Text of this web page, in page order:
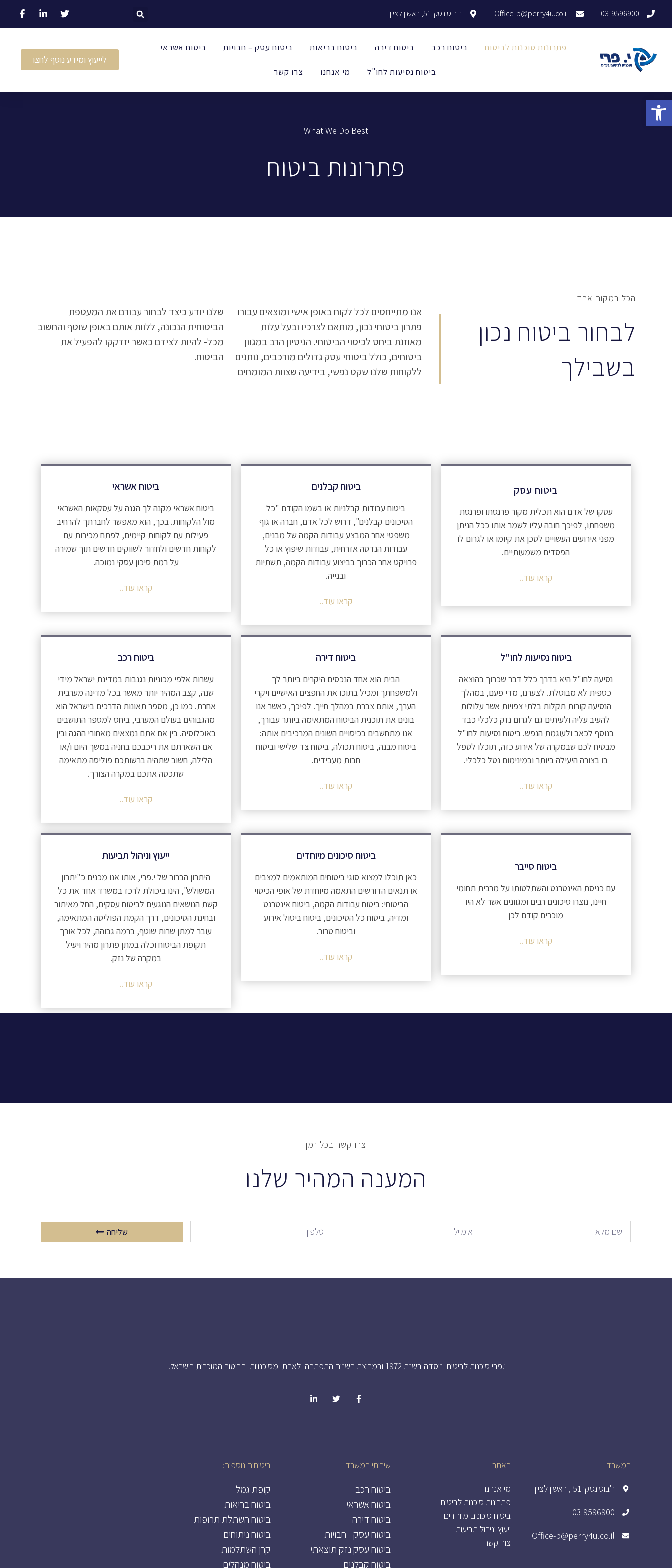
פתח סרגל נגישות
03-9596900
Office-p@perry4u.co.il ז'בוטינסקי 51, ראשון לציון
פתרונות סוכנות לביטוח ביטוח רכב ביטוח דירה ביטוח בריאות ביטוח עסק – חבויות ביטוח אשראי
ביטוח נסיעות לחו"ל מי אנחנו צרו קשר
לייעוץ ומידע נוסף לחצו
What We Do Best
פתרונות ביטוח
הכל במקום אחד
לבחור ביטוח נכון
בשבילך
אנו מתייחסים לכל לקוח באופן אישי ומוצאים עבורו
פתרון ביטוחי נכון, מותאם לצרכיו ובעל עלות
מאוזנת ביחס לכיסוי הביטוחי. הניסיון הרב במגוון
ביטוחים, כולל ביטוחי עסק גדולים מורכבים, נותנים
ללקוחות שלנו שקט נפשי, בידיעה שצוות המומחים
שלנו יודע כיצד לבחור עבורם את המעטפת
הביטוחית הנכונה, ללוות אותם באופן שוטף והחשוב
מכל- להיות לצידם כאשר יזדקקו להפעיל את
הביטוח.
ביטוח עסק
עסקו של אדם הוא תכלית מקור פרנסתו ופרנסת
משפחתו, לפיכך חובה עליו לשמר אותו ככל הניתן
מפני אירועים העשויים לסכן את קיומו או לגרום לו
הפסדים משמעותיים.
קראו עוד..
ביטוח קבלנים
ביטוח עבודות קבלניות או בשמו הקודם "כל
הסיכונים קבלנים", דרוש לכל אדם, חברה או גוף
משפטי אחר המבצע עבודות הקמה של מבנים,
עבודות הנדסה אזרחית, עבודות שיפוץ או כל
פרויקט אחר הכרוך בביצוע עבודות הקמה, תשתיות
ובנייה.
קראו עוד..
ביטוח אשראי
ביטוח אשראי מקנה לך הגנה על עסקאות האשראי
מול הלקוחות. בכך, הוא מאפשר לחברתך להרחיב
פעילות עם לקוחות קיימים, לפתח מכירות עם
לקוחות חדשים ולחדור לשווקים חדשים תוך שמירה
על רמת סיכון עסקי נמוכה.
קראו עוד..
ביטוח נסיעות לחו"ל
נסיעה לחו"ל היא בדרך כלל דבר שכרוך בהוצאה
כספית לא מבוטלת. לצערנו, מדי פעם, במהלך
הנסיעה קורות תקלות בלתי צפויות אשר עלולות
להעיב עליה ולעיתים גם לגרום נזק כלכלי כבד
בנוסף לכאב ולעוגמת הנפש. ביטוח נסיעות לחו"ל
מבטיח לכם שבמקרה של אירוע כזה, תוכלו לטפל
בו בצורה היעילה ביותר ובמינימום נטל כלכלי.
קראו עוד..
ביטוח דירה
הבית הוא אחד הנכסים היקרים ביותר לך
ולמשפחתך ומכיל בתוכו את החפצים האישיים ויקרי
הערך, אותם צברת במהלך חייך. לפיכך, כאשר אנו
בונים את תוכנית הביטוח המתאימה ביותר עבורך,
אנו מתחשבים בכיסויים השונים המרכיבים אותה:
ביטוח מבנה, ביטוח תכולה, ביטוח צד שלישי וביטוח
חבות מעבידים.
קראו עוד..
ביטוח רכב
עשרות אלפי מכוניות נגנבות במדינת ישראל מידי
שנה, קצב המהיר יותר מאשר בכל מדינה מערבית
אחרת. כמו כן, מספר תאונות הדרכים בישראל הוא
מהגבוהים בעולם המערבי, ביחס למספר התושבים
באוכלוסיה. בין אם אתם נמצאים מאחורי ההגה ובין
אם השארתם את ריכבכם בחניה במשך היום ו/או
הלילה, חשוב שתהיה ברשותכם פוליסה מתאימה
שתכסה אתכם במקרה הצורך.
קראו עוד..
ביטוח סייבר
עם כניסת האינטרנט והשתלטותו על מרבית תחומי
חיינו, נוצרו סיכונים רבים ומגוונים אשר לא היו
מוכרים קודם לכן
קראו עוד..
ביטוח סיכונים מיוחדים
כאן תוכלו למצוא סוגי ביטוחים המותאמים למצבים
או תנאים הדורשים התאמה מיוחדת של אופי הכיסוי
הביטוחי: ביטוח עבודות הקמה, ביטוח אינטרנט
ומדיה, ביטוח כל הסיכונים, ביטוח ביטול אירוע
וביטוח טרור.
קראו עוד..
ייעוץ וניהול תביעות
היתרון הברור של י.פרי, אותו אנו מכנים כ"יתרון
המשולש", הינו ביכולת לרכז במשרד אחד את כל
קשת הנושאים הנוגעים לביטוח עסקים, החל מאיתור
ובחינת הסיכונים, דרך הקמת הפוליסה המתאימה,
עובר למתן שרות שוטף, ברמה גבוהה, לכל אורך
תקופת הביטוח וכלה במתן פתרון מהיר ויעיל
במקרה של נזק.
קראו עוד..
צרו קשר בכל זמן
המענה המהיר שלנו
שליחה
י.פרי סוכנות לביטוח נוסדה בשנת 1972 ובמרוצת השנים התפתחה לאחת מסוכנויות הביטוח המוכרות בישראל.
המשרד
ז'בוטינסקי 51 , ראשון לציון
03-9596900
Office-p@perry4u.co.il
האתר
מי אנחנו
פתרונות סוכנות לביטוח
ביטוח סיכונים מיוחדים
ייעוץ וניהול תביעות
צור קשר
שירותי המשרד
ביטוח רכב
ביטוח אשראי
ביטוח דירה
ביטוח עסק - חבויות
ביטוח עסק נזק תוצאתי
ביטוח קבלנים
ביטוחים נוספים:
קופת גמל
ביטוח בריאות
ביטוח השתלת תרופות
ביטוח ניתוחים
קרן השתלמות
ביטוח מנהלים